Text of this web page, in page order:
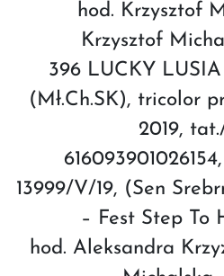
hod. Krzysztof
Krzysztof
396 LUCKY
(Mł.Ch.SK), tricolor
2019,
13999/V/19, (Sen
– Fest Step To
hod. Aleksandra